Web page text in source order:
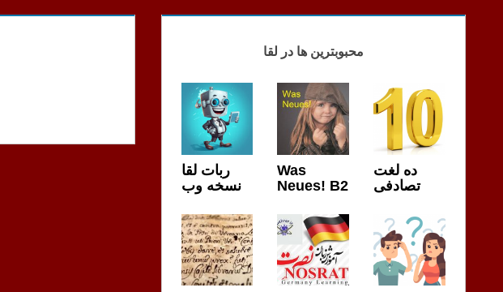
محبوبترین ها در لقا
ربات لقا
نسخه وب
Was
Neues! B2
ده لغت
تصادفی